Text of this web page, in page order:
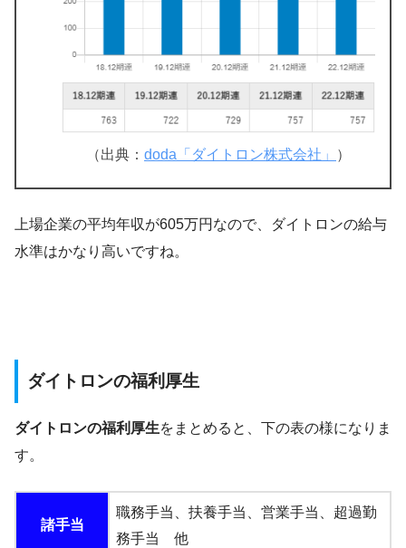
（出典： doda「ダイトロン株式会社」 ）
上場企業の平均年収が605万円なので、ダイトロンの給与
水準はかなり高いですね。
ダイトロンの福利厚生
ダイトロンの福利厚生をまとめると、下の表の様になりま
す。
諸手当
職務手当、扶養手当、営業手当、超過勤
務手当 他